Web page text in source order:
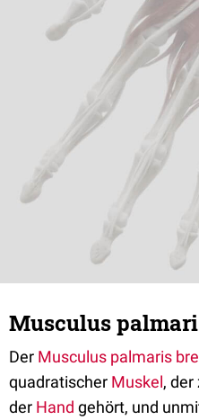
Musculus
Der Musculus palmaris
quadratischer Muskel, der
der Hand gehört, und